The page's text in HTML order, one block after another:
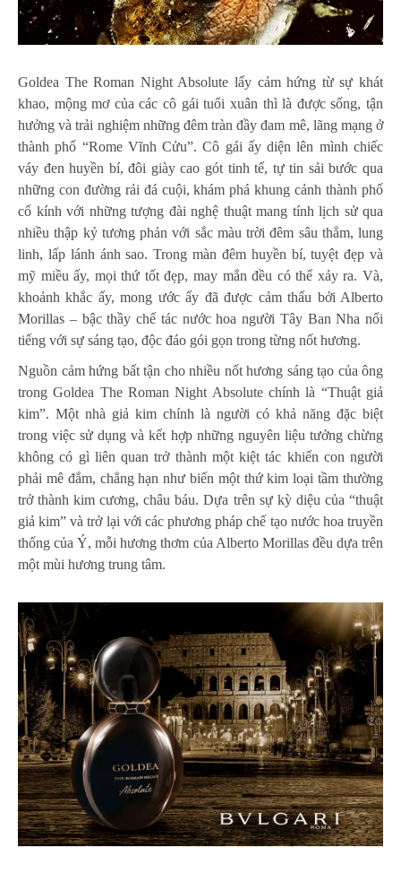
Goldea The Roman Night Absolute lấy cảm hứng từ sự khát
khao, mộng mơ của các cô gái tuổi xuân thì là được sống, tận
hưởng và trải nghiệm những đêm tràn đầy đam mê, lãng mạng ở
thành phố “Rome Vĩnh Cửu”. Cô gái ấy diện lên mình chiếc
váy đen huyền bí, đôi giày cao gót tinh tế, tự tin sải bước qua
những con đường rải đá cuội, khám phá khung cảnh thành phố
cổ kính với những tượng đài nghệ thuật mang tính lịch sử qua
nhiều thập kỷ tương phản với sắc màu trời đêm sâu thẳm, lung
linh, lấp lánh ánh sao. Trong màn đêm huyền bí, tuyệt đẹp và
mỹ miều ấy, mọi thứ tốt đẹp, may mắn đều có thể xảy ra. Và,
khoảnh khắc ấy, mong ước ấy đã được cảm thấu bởi Alberto
Morillas – bậc thầy chế tác nước hoa người Tây Ban Nha nổi
tiếng với sự sáng tạo, độc đáo gói gọn trong từng nốt hương.
Nguồn cảm hứng bất tận cho nhiều nốt hương sáng tạo của ông
trong Goldea The Roman Night Absolute chính là “Thuật giả
kim”. Một nhà giả kim chính là người có khả năng đặc biệt
trong việc sử dụng và kết hợp những nguyên liệu tưởng chừng
không có gì liên quan trở thành một kiệt tác khiến con người
phải mê đắm, chẳng hạn như biến một thứ kim loại tầm thường
trở thành kim cương, châu báu. Dựa trên sự kỳ diệu của “thuật
giả kim” và trở lại với các phương pháp chế tạo nước hoa truyền
thống của Ý, mỗi hương thơm của Alberto Morillas đều dựa trên
một mùi hương trung tâm.